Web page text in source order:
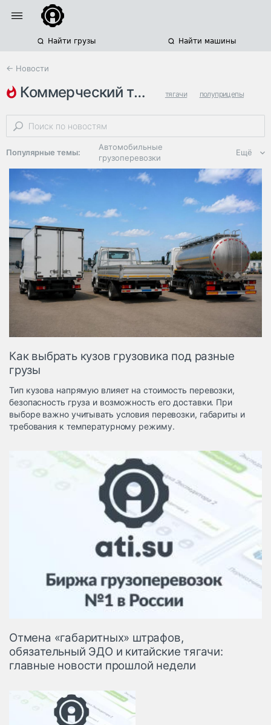
Найти грузы Найти машины
← Новости
коммерческий транспорт тягачи полуприцепы
продажи грузовиков
Популярные темы:
Автомобильные
грузоперевозки
Региональная
логистика
ЭДО, ИТ в
логистике
Дороги,
инфраструктура
Логистика, грузы
Негабаритные и
страхование
Таможня и ВЭД
грузовые
терминалы
Коммерческий
транспорт
Автосервис,
запчасти, шины
Топливо, масла и
автохимия
Дзен
Ещё
Как выбрать кузов грузовика под разные
грузы
Тип кузова напрямую влияет на стоимость перевозки,
безопасность груза и возможность его доставки. При
выборе важно учитывать условия перевозки, габариты и
требования к температурному режиму.
Отмена «габаритных» штрафов,
обязательный ЭДО и китайские тягачи:
главные новости прошлой недели